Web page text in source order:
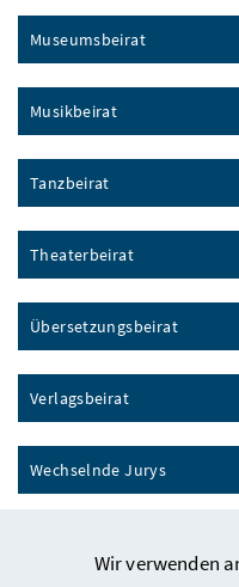
Wir verwenden
Museumsbeirat
Musikbeirat
Tanzbeirat
Theaterbeirat
Übersetzungsbeirat
Verlagsbeirat
Wechselnde Jurys